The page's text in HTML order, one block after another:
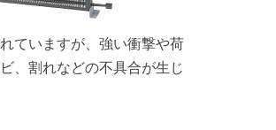
ていますが、強い衝撃や荷
、割れなどの不具合が生じ